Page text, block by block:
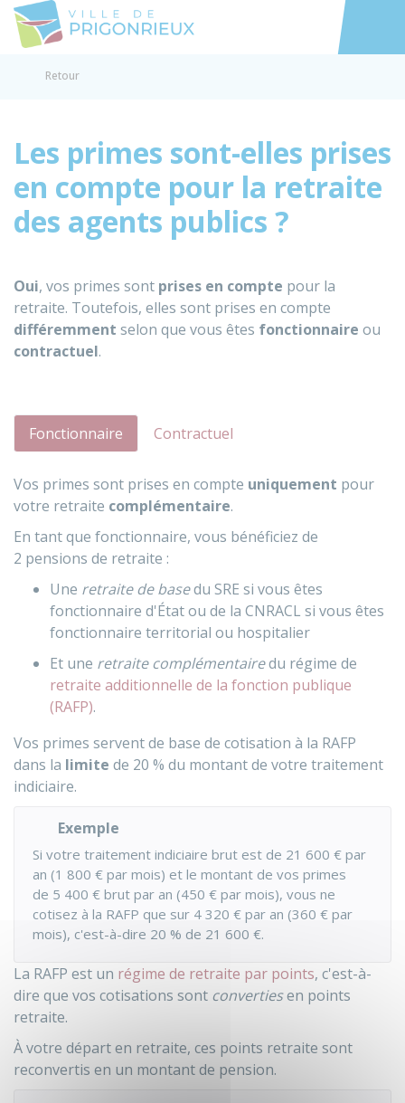
Accéder
Retour
Les primes sont-elles prises
en compte pour la retraite
des agents publics ?
Oui, vos primes sont prises en compte pour la
retraite. Toutefois, elles sont prises en compte
différemment selon que vous êtes fonctionnaire ou
contractuel.
Fonctionnaire Contractuel
Vos primes sont prises en compte uniquement pour
votre retraite complémentaire.
En tant que fonctionnaire, vous bénéficiez de
2 pensions de retraite :
Une retraite de basedu SRE si vous êtes
fonctionnaire d'État ou de la CNRACL si vous êtes
fonctionnaire territorial ou hospitalier
Et une retraite complémentairedu régime de
retraite additionnelle de la fonction publique
(RAFP).
Vos primes servent de base de cotisation à la RAFP
dans la limite de 20 % du montant de votre traitement
indiciaire.
Exemple
Si votre traitement indiciaire brut est de 21 600 € par
an (1 800 € par mois) et le montant de vos primes
de 5 400 € brut par an (450 € par mois), vous ne
cotisez à la RAFP que sur 4 320 € par an (360 € par
mois), c'est-à-dire 20 % de 21 600 €.
La RAFP est un régime de retraite par points, c'est-à-
dire que vos cotisations sont convertiesen points
retraite.
À votre départ en retraite, ces points retraite sont
reconvertis en un montant de pension.